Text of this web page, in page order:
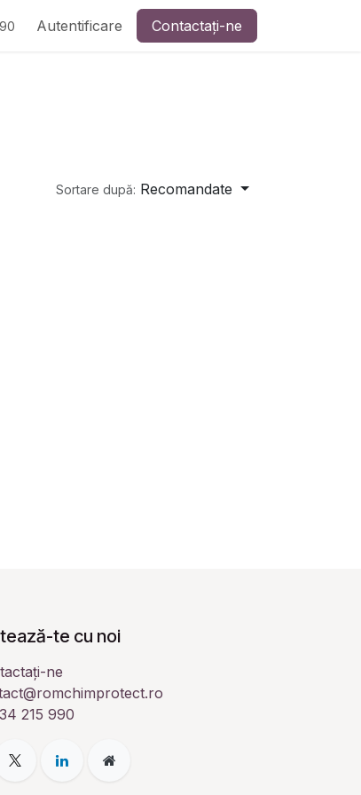
Autentificare Contactați-ne
Sortare după: Recomandate
te cu noi
ne
215 990